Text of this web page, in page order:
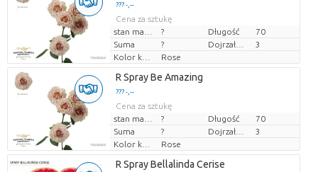
??? -,--
Cena za sztukę
? Długość
70
Suma
?
3
Kolor kwiatów
Rose
R Spray Be Amazing
??? -,--
Cena za sztukę
? Długość
70
Suma
?
3
Kolor kwiatów
Rose
R Spray Bellalinda Cerise